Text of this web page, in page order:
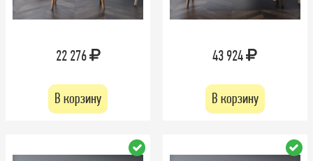
22 276
В корзину
43 924
В корзину